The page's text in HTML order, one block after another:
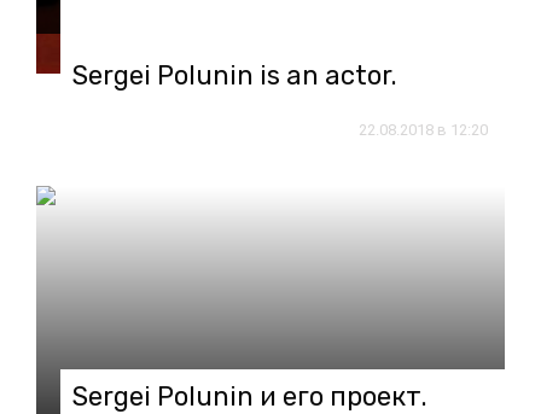
Sergei Polunin is an actor.
22.08.2018 в 12:20
Sergei Polunin и его проект.